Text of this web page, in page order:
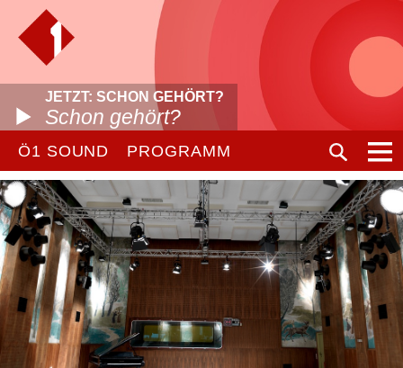
JETZT: SCHON GEHÖRT?
Schon gehört?
Ö1 SOUND PROGRAMM